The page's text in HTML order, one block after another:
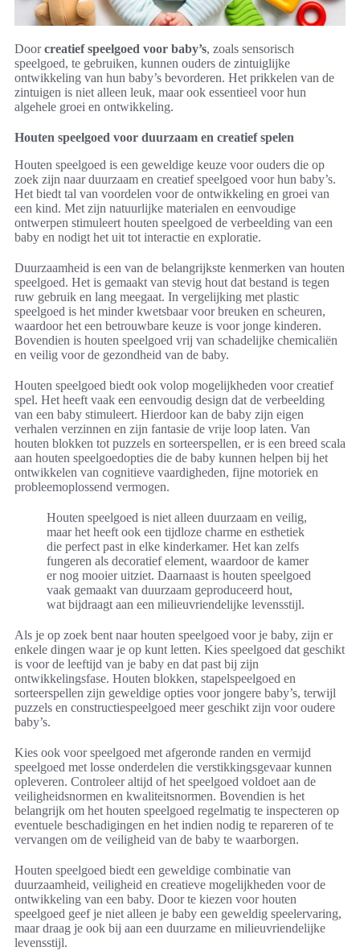
Doorcreatief speelgoed voor baby’s, zoals sensorisch
speelgoed, te gebruiken, kunnen ouders de zintuiglijke
ontwikkeling van hun baby’s bevorderen. Het prikkelen van de
zintuigen is niet alleen leuk, maar ook essentieel voor hun
algehele groei en ontwikkeling.
Houten speelgoed voor duurzaam en creatief spelen
Houten speelgoed is een geweldige keuze voor ouders die op
zoek zijn naar duurzaam en creatief speelgoed voor hun baby’s.
Het biedt tal van voordelen voor de ontwikkeling en groei van
een kind. Met zijn natuurlijke materialen en eenvoudige
ontwerpen stimuleert houten speelgoed de verbeelding van een
baby en nodigt het uit tot interactie en exploratie.
Duurzaamheid is een van de belangrijkste kenmerken van houten
speelgoed. Het is gemaakt van stevig hout dat bestand is tegen
ruw gebruik en lang meegaat. In vergelijking met plastic
speelgoed is het minder kwetsbaar voor breuken en scheuren,
waardoor het een betrouwbare keuze is voor jonge kinderen.
Bovendien is houten speelgoed vrij van schadelijke chemicaliën
en veilig voor de gezondheid van de baby.
Houten speelgoed biedt ook volop mogelijkheden voor creatief
spel. Het heeft vaak een eenvoudig design dat de verbeelding
van een baby stimuleert. Hierdoor kan de baby zijn eigen
verhalen verzinnen en zijn fantasie de vrije loop laten. Van
houten blokken tot puzzels en sorteerspellen, er is een breed scala
aan houten speelgoedopties die de baby kunnen helpen bij het
ontwikkelen van cognitieve vaardigheden, fijne motoriek en
probleemoplossend vermogen.
Houten speelgoed is niet alleen duurzaam en veilig,
maar het heeft ook een tijdloze charme en esthetiek
die perfect past in elke kinderkamer. Het kan zelfs
fungeren als decoratief element, waardoor de kamer
er nog mooier uitziet. Daarnaast is houten speelgoed
vaak gemaakt van duurzaam geproduceerd hout,
wat bijdraagt aan een milieuvriendelijke levensstijl.
Als je op zoek bent naar houten speelgoed voor je baby, zijn er
enkele dingen waar je op kunt letten. Kies speelgoed dat geschikt
is voor de leeftijd van je baby en dat past bij zijn
ontwikkelingsfase. Houten blokken, stapelspeelgoed en
sorteerspellen zijn geweldige opties voor jongere baby’s, terwijl
puzzels en constructiespeelgoed meer geschikt zijn voor oudere
baby’s.
Kies ook voor speelgoed met afgeronde randen en vermijd
speelgoed met losse onderdelen die verstikkingsgevaar kunnen
opleveren. Controleer altijd of het speelgoed voldoet aan de
veiligheidsnormen en kwaliteitsnormen. Bovendien is het
belangrijk om het houten speelgoed regelmatig te inspecteren op
eventuele beschadigingen en het indien nodig te repareren of te
vervangen om de veiligheid van de baby te waarborgen.
Houten speelgoed biedt een geweldige combinatie van
duurzaamheid, veiligheid en creatieve mogelijkheden voor de
ontwikkeling van een baby. Door te kiezen voor houten
speelgoed geef je niet alleen je baby een geweldig speelervaring,
maar draag je ook bij aan een duurzame en milieuvriendelijke
levensstijl.